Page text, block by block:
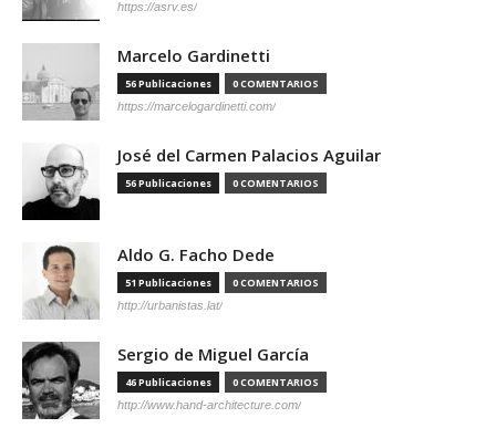
https://asrv.es/
Marcelo Gardinetti
56 Publicaciones 0 COMENTARIOS
https://marcelogardinetti.com/
José del Carmen Palacios Aguilar
56 Publicaciones 0 COMENTARIOS
Aldo G. Facho Dede
51 Publicaciones 0 COMENTARIOS
http://urbanistas.lat/
Sergio de Miguel García
46 Publicaciones 0 COMENTARIOS
http://www.hand-architecture.com/